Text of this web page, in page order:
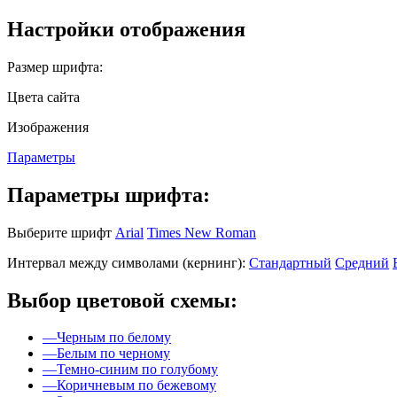
Настройки отображения
Размер шрифта:
Цвета сайта
Изображения
Параметры
Параметры шрифта:
Выберите шрифт Arial Times New Roman
Интервал между символами (кернинг): Стандартный Средний
Выбор цветовой схемы:
—Черным по белому
—Белым по черному
—Темно-синим по голубому
—Коричневым по бежевому